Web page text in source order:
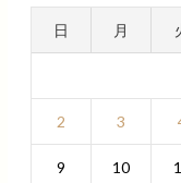
日 月
2 3
9 10